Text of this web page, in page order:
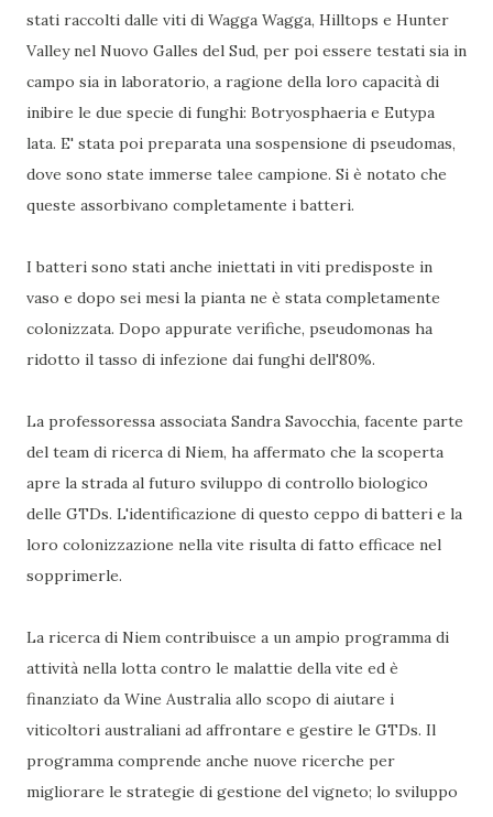
stati raccolti dalle viti di Wagga Wagga, Hilltops e Hunter
Valley nel Nuovo Galles del Sud, per poi essere testati sia in
campo sia in laboratorio, a ragione della loro capacità di
inibire le due specie di funghi: Botryosphaeria e Eutypa
lata. E' stata poi preparata una sospensione di pseudomas,
dove sono state immerse talee campione. Si è notato che
queste assorbivano completamente i batteri.
I batteri sono stati anche iniettati in viti predisposte in
vaso e dopo sei mesi la pianta ne è stata completamente
colonizzata. Dopo appurate verifiche, pseudomonas ha
ridotto il tasso di infezione dai funghi dell'80%.
La professoressa associata Sandra Savocchia, facente parte
del team di ricerca di Niem, ha affermato che la scoperta
apre la strada al futuro sviluppo di controllo biologico
delle GTDs. L'identificazione di questo ceppo di batteri e la
loro colonizzazione nella vite risulta di fatto efficace nel
sopprimerle.
La ricerca di Niem contribuisce a un ampio programma di
attività nella lotta contro le malattie della vite ed è
finanziato da Wine Australia allo scopo di aiutare i
viticoltori australiani ad affrontare e gestire le GTDs. Il
programma comprende anche nuove ricerche per
migliorare le strategie di gestione del vigneto; lo sviluppo